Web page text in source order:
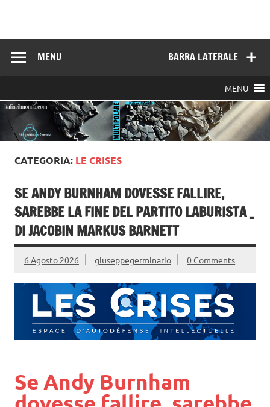
BARRA LATERALE
MENU
MENU
CATEGORIA: LE CRISES
SE ANDY BURNHAM DOVESSE FALLIRE,
SAREBBE LA FINE DEL PARTITO LABURISTA _
DI JACOBIN MARKUS BARNETT
6 Agosto 2026 giuseppegerminario 0 Comments
Se Andy Burnham